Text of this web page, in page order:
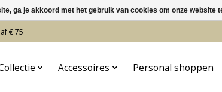
€ 75
Accessoires Personal shoppen
ga je akkoord met het gebruik van cookies om onze website